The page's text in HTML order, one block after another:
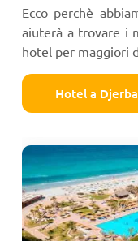
Ecco perchè
aiuterà a trovare i
hotel per maggiori
Hotel a Djerba